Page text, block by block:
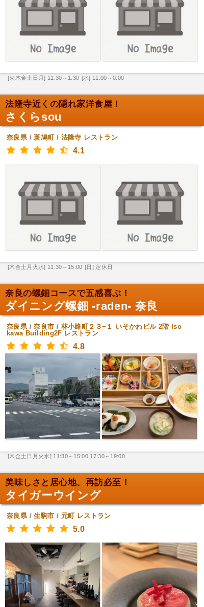
[火木金土日月] 11:30～1:30 [水] 11:00～0:00
法隆寺近くの隠れ家洋食屋！
さくらsou
奈良県/斑鳩町/ 法隆寺 レストラン
4.1
[木金土月火水] 11:30～15:00 [日] 定休日
奈良の螺鈿コースで五感喜ぶ！
ダイニング螺鈿 -raden- 奈良
奈良県/奈良市 / 林小路町２３−１ いそかわビル 2階 Iso
kawa Building2F レストラン
4.8
[木金土日月火水] 11:30～15:00,17:30～19:00
美味しさと居心地、再訪必至！
タイガーウイング
奈良県/生駒市 / 元町 レストラン
5.0